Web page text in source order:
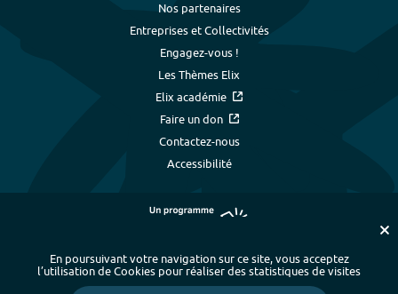
Nos partenaires
Entreprises et Collectivités
Engagez-vous !
Les Thèmes Elix
Elix académie
Faire un don
Contactez-nous
Accessibilité
Plan du site - Index alphabétique -
En poursuivant votre navigation sur ce site, vous acceptez
l’utilisation de Cookies pour réaliser des statistiques de visites